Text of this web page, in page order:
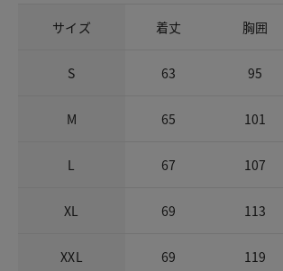
サイズ 着丈 胸囲
S 63 95
M 65 101
L 67 107
XL 69 113
XXL 69 119